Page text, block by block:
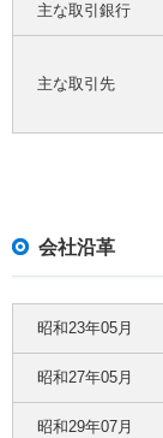
主な取引銀行
主な取引先
会社沿革
昭和23年05月
昭和27年05月
昭和29年07月